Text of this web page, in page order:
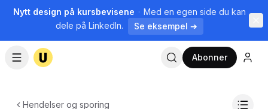
Nytt design på kursbevisene · Med en egen side du kan
dele på LinkedIn.
Se eksempel ➔
Abonner
Hendelser og sporing